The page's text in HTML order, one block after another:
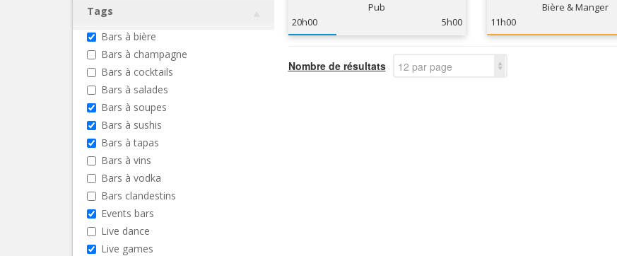
Tags
Bars à bière
Bars à champagne
Bars à cocktails
Bars à salades
Bars à soupes
Bars à sushis
Bars à tapas
Bars à vins
Bars à vodka
Bars clandestins
Events bars
Live dance
Live games
Pub
20h00
5h00
Bière & Manger
11h00
Nombre de résultats 12 par page